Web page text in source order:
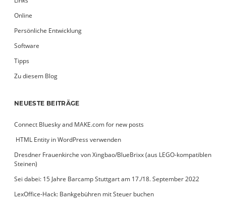
Online
Persönliche Entwicklung
Software
Tipps
Zu diesem Blog
NEUESTE BEITRÄGE
Connect Bluesky and MAKE.com for new posts
­ HTML Entity in WordPress verwenden
Dresdner Frauenkirche von Xingbao/BlueBrixx (aus LEGO-kompatiblen
Steinen)
Sei dabei: 15 Jahre Barcamp Stuttgart am 17./18. September 2022
LexOffice-Hack: Bankgebühren mit Steuer buchen